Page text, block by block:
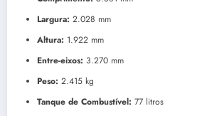
Largura: 2.028 mm
Altura: 1.922 mm
Entre-eixos: 3.270 mm
Peso: 2.415 kg
Tanque de Combustível: 77 litros